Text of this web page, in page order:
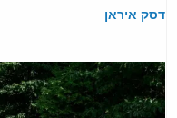
דסק איראן